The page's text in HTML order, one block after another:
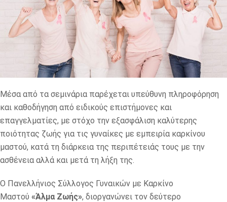
Μέσα από τα σεμινάρια παρέχεται υπεύθυνη πληροφόρηση
και καθοδήγηση από ειδικούς επιστήμονες και
επαγγελματίες, με στόχο την εξασφάλιση καλύτερης
ποιότητας ζωής για τις γυναίκες με εμπειρία καρκίνου
μαστού, κατά τη διάρκεια της περιπέτειάς τους με την
ασθένεια αλλά και μετά τη λήξη της.
Ο Πανελλήνιος Σύλλογος Γυναικών με Καρκίνο
Μαστού «Άλμα Ζωής», διοργανώνει τον δεύτερο